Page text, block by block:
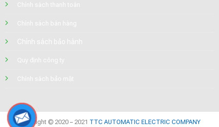
Chính sách thanh toán
Chính sách bán hàng
Chính sách bảo hành
Quy định công ty
Chính sách bảo mật
Copyright © 2020 – 2021 TTC AUTOMATIC ELECTRIC COMPANY